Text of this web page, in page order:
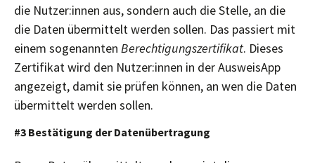
die Nutzer:innen aus, sondern auch die Stelle, an die
die Daten übermittelt werden sollen. Das passiert mit
einem sogenannten Berechtigungszertifikat. Dieses
Zertifikat wird den Nutzer:innen in der AusweisApp
angezeigt, damit sie prüfen können, an wen die Daten
übermittelt werden sollen.
#3 Bestätigung der Datenübertragung